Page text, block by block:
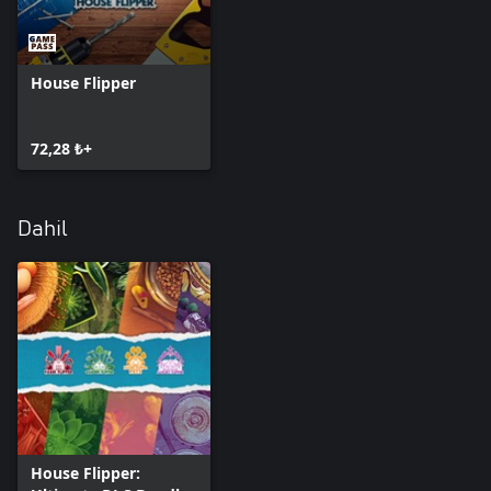
Out DLC ile gelen bu yeni araç her şeyi istediğiniz simetriklikte
tutmanızı sağlıyor. Mükemmeliyetçi olmak hiç bu kadar kolay
olmamıştı!
Kendi tarzınızı tasarlayın
dönüşmesini sağlayın. Dine Out DLC restoran logonuzu şekil,
font, renk ve desen bolluğuyla özelleştirmenize olanak tanıyan bir
House Flipper
72,28 ₺+
Dahil
House Flipper: